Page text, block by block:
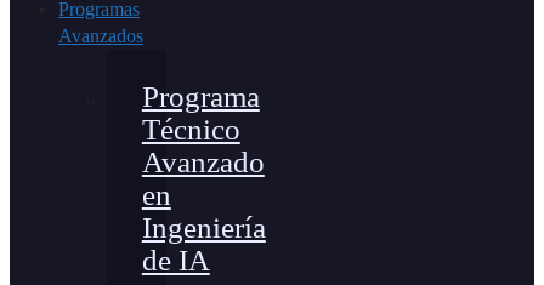
Programas
Avanzados
Programa
Técnico
Avanzado
en
Ingeniería
de IA